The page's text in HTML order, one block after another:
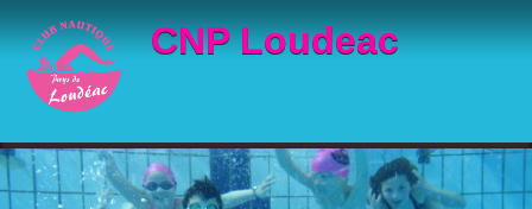
CNP Loudeac